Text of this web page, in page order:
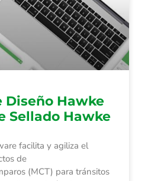
Diseño Hawke
Sellado Hawke
facilita y agiliza el
de
(MCT) para tránsitos